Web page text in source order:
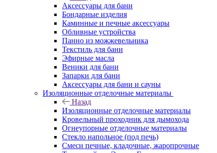
Аксессуары для бани
Бондарные изделия
Каминные и печные аксессуары
Обливные устройства
Панно из можжевельника
Текстиль для бани
Эфирные масла
Веники для бани
Запарки для бани
Аксессуары для бани и сауны
Изоляционные отделочные материалы
Назад
Изоляционные отделочные материалы
Кровельный проходник для дымохода
Огнеупорные отделочные материалы
Стекло напольное (под печь)
Смеси печные, кладочные, жаропрочные